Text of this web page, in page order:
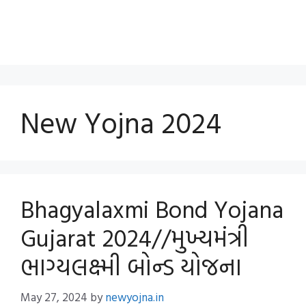
New Yojna 2024
Bhagyalaxmi Bond Yojana
Gujarat 2024//મુખ્યમંત્રી
ભાગ્યલક્ષ્મી બોન્ડ યોજના
May 27, 2024 bynewyojna.in